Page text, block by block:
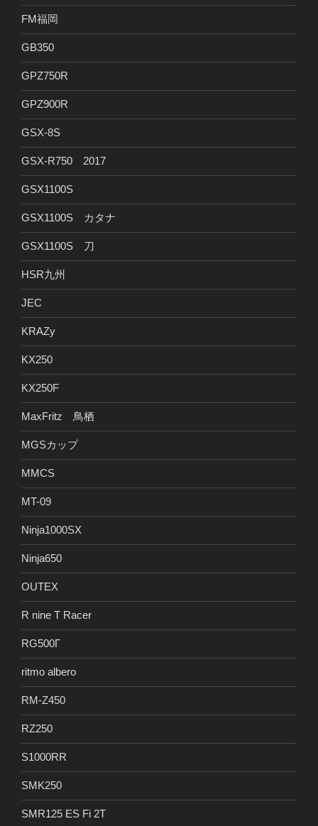
FM福岡
GB350
GPZ750R
GPZ900R
GSX-8S
GSX-R750 2017
GSX1100S
GSX1100S カタナ
GSX1100S 刀
HSR九州
JEC
KRAZy
KX250
KX250F
MaxFritz 鳥栖
MGSカップ
MMCS
MT-09
Ninja1000SX
Ninja650
OUTEX
R nine T Racer
RG500Γ
ritmo albero
RM-Z450
RZ250
S1000RR
SMK250
SMR125 ES Fi 2T